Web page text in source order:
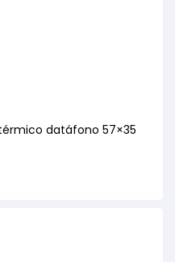
datáfono 57×35